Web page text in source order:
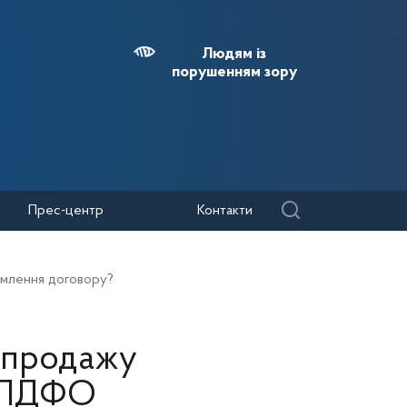
Людям із
порушенням зору
Прес-центр Контакти
договору?
продажу
ПДФО